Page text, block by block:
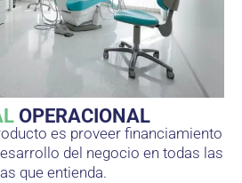
OPERACIONAL
es proveer financiamiento
del negocio en todas las
que entienda.